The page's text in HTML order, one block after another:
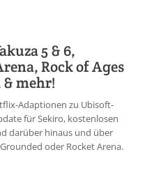
5 & 6,
Rock of Ages
& mehr!
Adaptionen zu Ubisoft-
für Sekiro, kostenlosen
darüber hinaus und über
oder Rocket Arena.